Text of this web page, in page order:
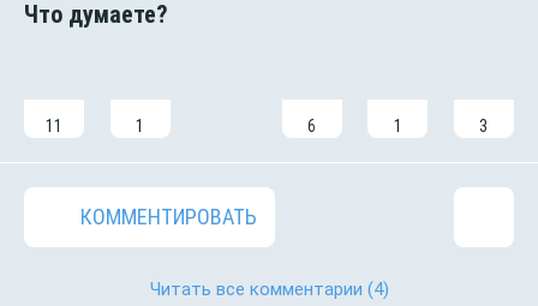
11 1 6 1 3
КОММЕНТИРОВАТЬ
Читать все комментарии (4)